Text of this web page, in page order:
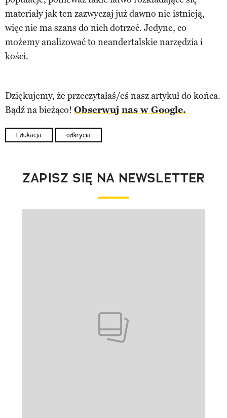
materiały jak ten zazwyczaj już dawno nie istnieją,
więc nie ma szans do nich dotrzeć. Jedyne, co
możemy analizować to neandertalskie narzędzia i
kości.
Dziękujemy, że przeczytałaś/eś nasz artykuł do końca.
Bądź na bieżąco! Obserwuj nas w Google.
Edukacja odkrycia
ZAPISZ SIĘ NA NEWSLETTER